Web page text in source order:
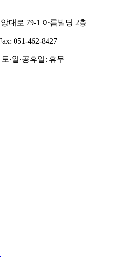
대로 79-1 아름빌딩 2층
051-462-8427
·일·공휴일: 휴무